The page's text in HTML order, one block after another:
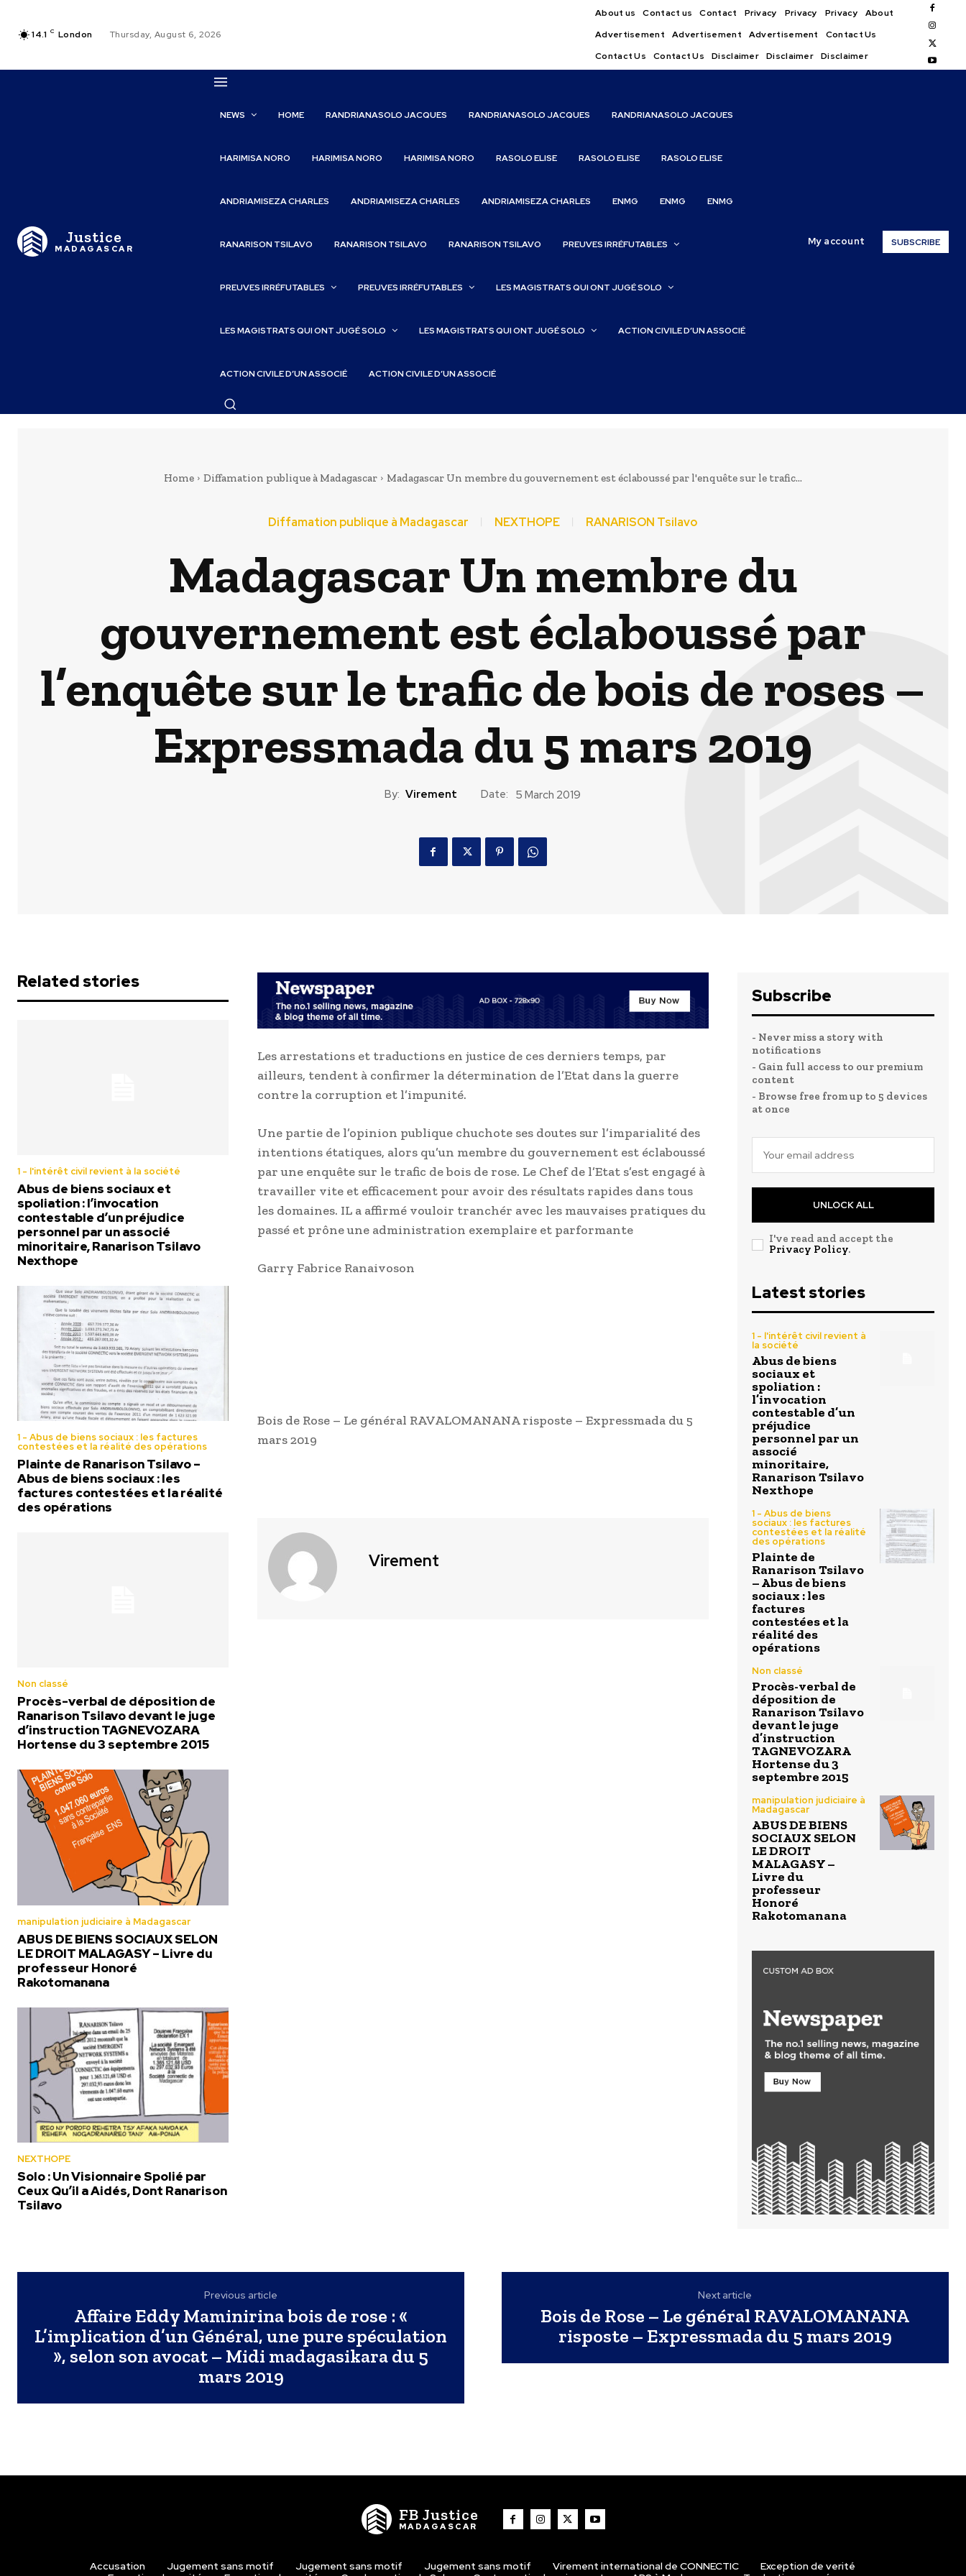
14.1 C London Thursday, August 6, 2026
About us Contact us Contact Privacy Privacy Privacy
About
Advertisement
Advertisement Advertisement
Contact Us
Contact Us
Contact Us Disclaimer Disclaimer Disclaimer
Justice
MADAGASCAR
NEWS HOME RANDRIANASOLO JACQUES RANDRIANASOLO JACQUES RANDRIANASOLO JACQUES
HARIMISA NORO HARIMISA NORO HARIMISA NORO RASOLO ELISE RASOLO ELISE RASOLO ELISE
ANDRIAMISEZA CHARLES ANDRIAMISEZA CHARLES ANDRIAMISEZA CHARLES ENMG ENMG ENMG
RANARISON TSILAVO RANARISON TSILAVO RANARISON TSILAVO PREUVES IRRÉFUTABLES
PREUVES IRRÉFUTABLES PREUVES IRRÉFUTABLES LES MAGISTRATS QUI ONT JUGÉ SOLO
LES MAGISTRATS QUI ONT JUGÉ SOLO LES MAGISTRATS QUI ONT JUGÉ SOLO ACTION CIVILE D’UN ASSOCIÉ
ACTION CIVILE D’UN ASSOCIÉ ACTION CIVILE D’UN ASSOCIÉ
My account SUBSCRIBE
Home Diffamation publique à Madagascar Madagascar Un membre du gouvernement est éclaboussé par l'enquête sur le trafic...
Diffamation publique à Madagascar NEXTHOPE RANARISON Tsilavo
Madagascar Un membre du
gouvernement est éclaboussé par
l’enquête sur le trafic de bois de roses –
Expressmada du 5 mars 2019
By: Virement Date: 5 March 2019
Related stories
1 - l'intérêt civil revient à la société
Abus de biens sociaux et
spoliation : l’invocation
contestable d’un préjudice
personnel par un associé
minoritaire, Ranarison Tsilavo
Nexthope
1 - Abus de biens sociaux : les factures
contestées et la réalité des opérations
Plainte de Ranarison Tsilavo –
Abus de biens sociaux : les
factures contestées et la réalité
des opérations
Non classé
Procès-verbal de déposition de
Ranarison Tsilavo devant le juge
d’instruction TAGNEVOZARA
Hortense du 3 septembre 2015
manipulation judiciaire à Madagascar
ABUS DE BIENS SOCIAUX SELON
LE DROIT MALAGASY – Livre du
professeur Honoré
Rakotomanana
NEXTHOPE
Solo : Un Visionnaire Spolié par
Ceux Qu’il a Aidés, Dont Ranarison
Tsilavo
Les arrestations et traductions en justice de ces derniers temps, par
ailleurs, tendent à confirmer la détermination de l’Etat dans la guerre
contre la corruption et l’impunité.
Une partie de l’opinion publique chuchote ses doutes sur l’imparialité des
intentions étatiques, alors qu’un membre du gouvernement est éclaboussé
par une enquête sur le trafic de bois de rose. Le Chef de l’Etat s’est engagé à
travailler vite et efficacement pour avoir des résultats rapides dans tous
les domaines. IL a affirmé vouloir tranchér avec les mauvaises pratiques du
passé et prône une administration exemplaire et parformante
Garry Fabrice Ranaivoson
Bois de Rose – Le général RAVALOMANANA risposte – Expressmada du 5
mars 2019
Virement
Subscribe
- Never miss a story with
notifications
- Gain full access to our premium
content
- Browse free from up to 5 devices
at once
UNLOCK ALL
I've read and accept the
Privacy Policy.
Latest stories
1 - l'intérêt civil revient à
la société
Abus de biens
sociaux et
spoliation :
l’invocation
contestable d’un
préjudice
personnel par un
associé
minoritaire,
Ranarison Tsilavo
Nexthope
1 - Abus de biens
sociaux : les factures
contestées et la réalité
des opérations
Plainte de
Ranarison Tsilavo
– Abus de biens
sociaux : les
factures
contestées et la
réalité des
opérations
Non classé
Procès-verbal de
déposition de
Ranarison Tsilavo
devant le juge
d’instruction
TAGNEVOZARA
Hortense du 3
septembre 2015
manipulation judiciaire à
Madagascar
ABUS DE BIENS
SOCIAUX SELON
LE DROIT
MALAGASY –
Livre du
professeur
Honoré
Rakotomanana
Previous article
Affaire Eddy Maminirina bois de rose : «
L’implication d’un Général, une pure spéculation
», selon son avocat – Midi madagasikara du 5
mars 2019
Next article
Bois de Rose – Le général RAVALOMANANA
risposte – Expressmada du 5 mars 2019
FB Justice
MADAGASCAR
Accusation Jugement sans motif Jugement sans motif Jugement sans motif Virement international de CONNECTIC
Exception de verité